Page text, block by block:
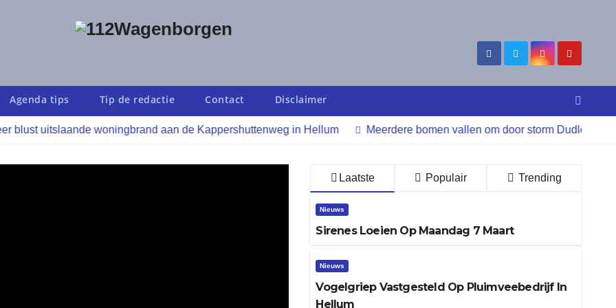
Agenda tips Tip de redactie Contact Disclaimer
uitslaande woningbrand aan de Kappershuttenweg in Hellum Meerdere bomen vallen om door storm Dudley
Laatste Populair Trending
Nieuws
Sirenes Loeien Op Maandag 7 Maart
Nieuws
Vogelgriep Vastgesteld Op Pluimveebedrijf In
Hellum